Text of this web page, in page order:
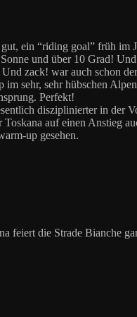
ein “riding goal” früh im
und über 10 Grad!
zack! war auch schon
sehr, sehr hübschen
Perfekt!
disziplinierter in der
auf einen Anstieg
up gesehen.
feiert die Strade Bianche